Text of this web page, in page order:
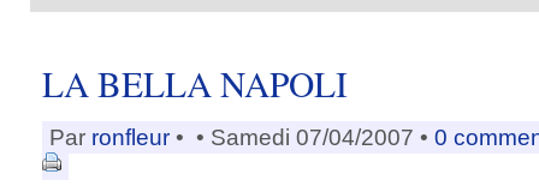
LA BELLA NAPOLI
Par ronfleur • • Samedi 07/04/2007 • 0